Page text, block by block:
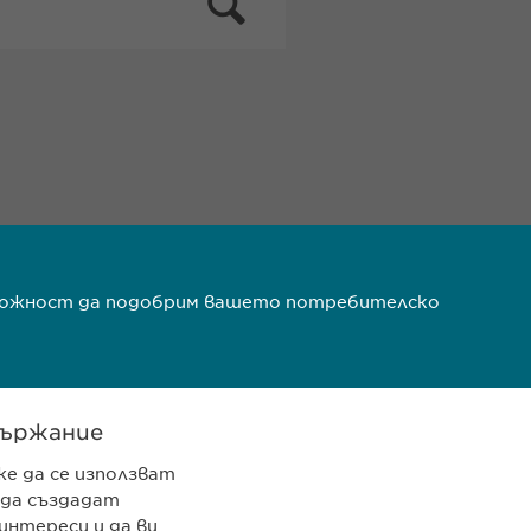
12 00
да подобрим вашето потребителско
да се използват
създадат
и да ви